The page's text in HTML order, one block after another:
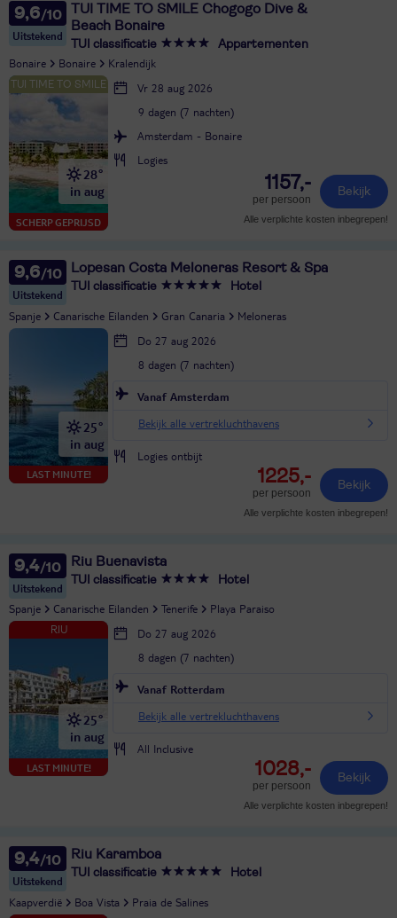
9,6
Uitstekend
TUI TIME TO SMILE Chogogo Dive &
Beach Bonaire
TUI classificatie Appartementen
Bonaire Bonaire Kralendijk
SCHERP GEPRIJSD
28°
in aug
Vr 28 aug 2026
9 dagen (7 nachten)
Amsterdam - Bonaire
Logies
1157,-
per persoon
Bekijk
Alle verplichte kosten inbegrepen!
9,6
Uitstekend
Lopesan Costa Meloneras Resort & Spa
TUI classificatie Hotel
Spanje Canarische Eilanden Gran Canaria Meloneras
LAST MINUTE!
25°
in aug
Do 27 aug 2026
8 dagen (7 nachten)
Vanaf Amsterdam
Bekijk alle vertrekluchthavens
Logies ontbijt
1225,-
per persoon
Bekijk
Alle verplichte kosten inbegrepen!
9,4
Uitstekend
Riu Buenavista
TUI classificatie Hotel
Spanje Canarische Eilanden Tenerife Playa Paraiso
LAST MINUTE!
25°
in aug
Do 27 aug 2026
8 dagen (7 nachten)
Vanaf Rotterdam
Bekijk alle vertrekluchthavens
All Inclusive
1028,-
per persoon
Bekijk
Alle verplichte kosten inbegrepen!
9,4
Uitstekend
Riu Karamboa
TUI classificatie Hotel
Kaapverdië Boa Vista Praia de Salines